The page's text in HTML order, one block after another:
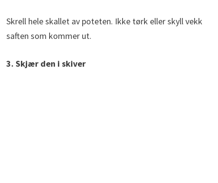
Skrell hele skallet av poteten. Ikke tørk eller skyll vekk
saften som kommer ut.
3. Skjær den i skiver